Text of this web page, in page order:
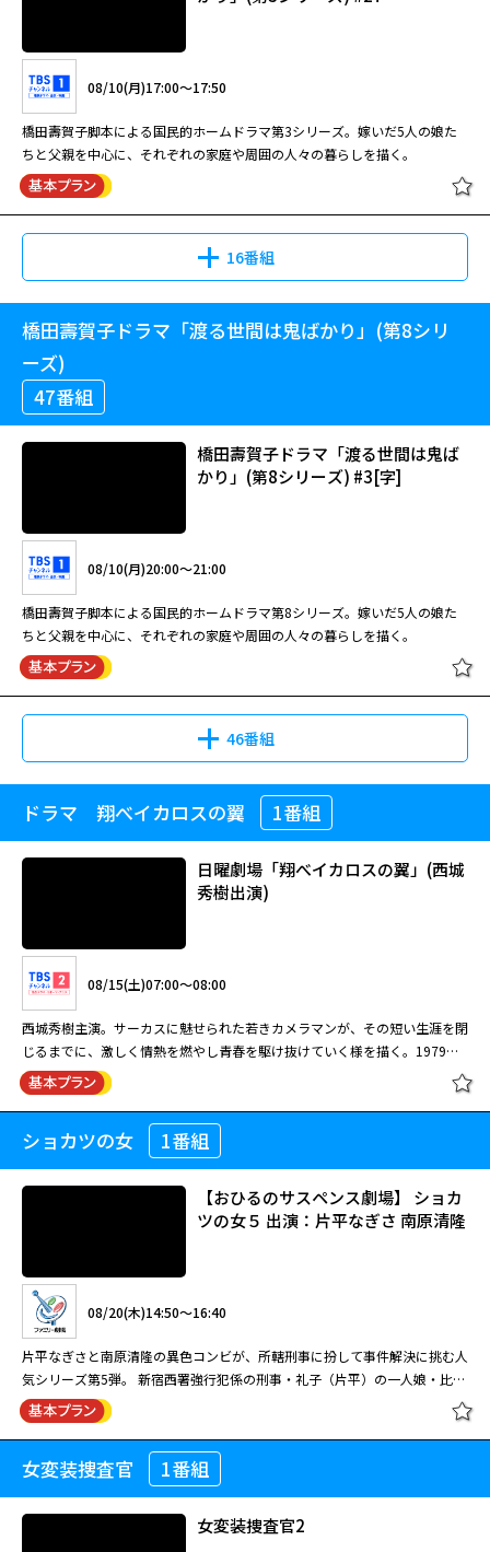
親・子・孫、様々な家族の姿を描く。藤岡琢也が岡倉大吉を演じた最後のシ
リーズ。
橋田壽賀子ドラマ「渡る世間は鬼ば
橋田壽賀子脚本による国民的ホームドラマ第7シリーズ。時代と共に変わる
親・子・孫、様々な家族の姿を描く。藤岡琢也が岡倉大吉を演じた最後のシ
リーズ。
橋田壽賀子ドラマ「渡る世間は鬼ば
かり」(第7シリーズ) #40[字]
08/12(水)07:00～08:40
橋田壽賀子脚本による国民的ホームドラマ第7シリーズ。時代と共に変わる
親・子・孫、様々な家族の姿を描く。藤岡琢也が岡倉大吉を演じた最後のシ
リーズ。
橋田壽賀子ドラマ「渡る世間は鬼ば
かり」(第7シリーズ) #41[字]
08/13(木)07:00～07:50
橋田壽賀子脚本による国民的ホームドラマ第7シリーズ。時代と共に変わる
親・子・孫、様々な家族の姿を描く。藤岡琢也が岡倉大吉を演じた最後のシ
橋田壽賀子ドラマ「渡る世間は鬼ば
かり」(第7シリーズ) #42[字]
08/13(木)07:50～08:40
橋田壽賀子脚本による国民的ホームドラマ第7シリーズ。時代と共に変わる
08/14(金)07:00～07:50
橋田壽賀子脚本による国民的ホームドラマ第7シリーズ。時代と共に変わる
親・子・孫、様々な家族の姿を描く。藤岡琢也が岡倉大吉を演じた最後のシ
リーズ。
橋田壽賀子ドラマ「渡る世間は鬼ば
橋田壽賀子脚本による国民的ホームドラマ第9シリーズ。嫁いだ5人の娘た
橋田壽賀子ドラマ「渡る世間は鬼ば
かり」(第9シリーズ) #15[字]
08/11(火)11:00～12:00
橋田壽賀子脚本による国民的ホームドラマ第9シリーズ。嫁いだ5人の娘た
ちと父親を中心に、それぞれの家庭や周囲の人々の暮らしを描く。
ちと父親を中心に、それぞれの家庭や周囲の人々の暮らしを描く。
橋田壽賀子ドラマ「渡る世間は鬼ば
橋田壽賀子脚本による国民的ホームドラマ第9シリーズ。嫁いだ5人の娘た
ちと父親を中心に、それぞれの家庭や周囲の人々の暮らしを描く。
08/14(金)11:00～12:00
橋田壽賀子脚本による国民的ホームドラマ第9シリーズ。嫁いだ5人の娘た
ちと父親を中心に、それぞれの家庭や周囲の人々の暮らしを描く。
［字］橋田壽賀子ドラマ「渡る世間
は鬼ばかり」（第９シリーズ）第19
08/25(火)11:00～12:00
橋田壽賀子脚本による国民的人気ホームドラマ「渡る世間は鬼ばかり」の第
9シリーズ。このシリーズで物語の軸とな るのが、次女・五月（泉ピン子）
の息子・眞（えなりかずき）の結婚・就職話、五月の夫・勇（角野卓造）や
父・大吉（宇津井健）の再婚話など、これまでのシリーズとは異なっ た展
開を見せ、後の第10シリーズにもつながるエピソードが満載となってい
る。
［字］橋田壽賀子ドラマ「渡る世間
は鬼ばかり」（第９シリーズ）第20
回
08/10(月)17:00～17:50
橋田壽賀子脚本による国民的ホームドラマ第3シリーズ。嫁いだ5人の娘た
ちと父親を中心に、それぞれの家庭や周囲の人々の暮らしを描く。
16番組
橋田壽賀子ドラマ「渡る世間は鬼ば
08/10(月)17:00～17:50
橋田壽賀子脚本による国民的ホームドラマ第3シリーズ。嫁いだ5人の娘た
橋田壽賀子ドラマ「渡る世間は鬼ば
かり」(第3シリーズ) #28
08/12(水)17:00～17:50
橋田壽賀子脚本による国民的ホームドラマ第3シリーズ。嫁いだ5人の娘た
ちと父親を中心に、それぞれの家庭や周囲の人々の暮らしを描く。
橋田壽賀子ドラマ「渡る世間は鬼ば
かり」(第3シリーズ) #29
08/13(木)17:00～17:50
橋田壽賀子脚本による国民的ホームドラマ第3シリーズ。嫁いだ5人の娘た
ちと父親を中心に、それぞれの家庭や周囲の人々の暮らしを描く。
橋田壽賀子ドラマ「渡る世間は鬼ば
かり」(第3シリーズ) #30
橋田壽賀子脚本による国民的ホームドラマ第3シリーズ。嫁いだ5人の娘た
ちと父親を中心に、それぞれの家庭や周囲の人々の暮らしを描く。
橋田壽賀子ドラマ「渡る世間は鬼ば
かり」（第３シリーズ）第31回
08/24(月)17:00～17:50
橋田壽賀子ドラマ「渡る世間は鬼ばかり」(第8シリ
ーズ)
47番組
橋田壽賀子ドラマ「渡る世間は鬼ば
かり」(第8シリーズ) #3[字]
08/10(月)20:00～21:00
橋田壽賀子脚本による国民的ホームドラマ第8シリーズ。嫁いだ5人の娘た
ちと父親を中心に、それぞれの家庭や周囲の人々の暮らしを描く。
46番組
橋田壽賀子ドラマ「渡る世間は鬼ば
かり」(第8シリーズ) #3[字]
橋田壽賀子脚本による国民的ホームドラマ第8シリーズ。嫁いだ5人の娘た
ちと父親を中心に、それぞれの家庭や周囲の人々の暮らしを描く。
橋田壽賀子ドラマ「渡る世間は鬼ば
かり」(第8シリーズ) #4[字]
08/12(水)20:00～21:00
橋田壽賀子ドラマ「渡る世間は鬼ば
かり」(第8シリーズ) #5[字]
08/13(木)20:00～21:00
橋田壽賀子脚本による国民的ホームドラマ第8シリーズ。嫁いだ5人の娘た
ちと父親を中心に、それぞれの家庭や周囲の人々の暮らしを描く。
ドラマ 翔べイカロスの翼 1番組
日曜劇場「翔べイカロスの翼」(西城
秀樹出演)
08/15(土)07:00～08:00
西城秀樹主演。サーカスに魅せられた若きカメラマンが、その短い生涯を閉
じるまでに、激しく情熱を燃やし青春を駆け抜けていく様を描く。1979年
作品。
日曜劇場「翔べイカロスの翼」(西城
秀樹出演)
西城秀樹主演。サーカスに魅せられた若きカメラマンが、その短い生涯を閉
じるまでに、激しく情熱を燃やし青春を駆け抜けていく様を描く。1979年
作品。
ショカツの女 1番組
【おひるのサスペンス劇場】 ショカ
ツの女５ 出演：片平なぎさ 南原清隆
08/20(木)14:50～16:40
片平なぎさと南原清隆の異色コンビが、所轄刑事に扮して事件解決に挑む人
気シリーズ第5弾。 新宿西署強行犯係の刑事・礼子（片平）の一人娘・比呂
と義母・公子（冨士）が何者かに誘拐された。ホームレスから手渡された携
帯電話で犯人と連絡を取る礼子は、萩尾刑事（南原）たちとの接触を絶た
れ、指示されるままに単独で行動することに。巧妙な罠にはめられ、大手ゼ
ネコン社員殺しの容疑者に仕立てあげられてしまう・・・。
【おひるのサスペンス劇場】 ショカ
ツの女５ 出演：片平なぎさ 南原清隆
女変装捜査官 1番組
女変装捜査官2